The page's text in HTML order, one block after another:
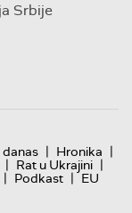
Srbije
danas | Hronika |
| Rat u Ukrajini |
| Podkast | EU